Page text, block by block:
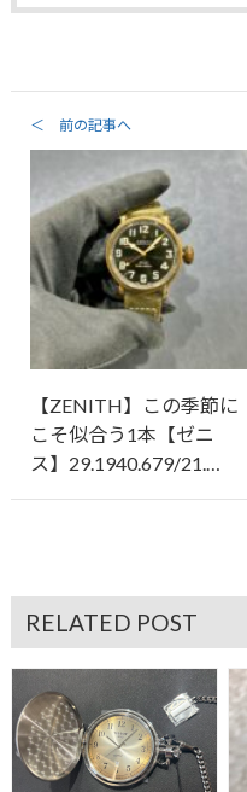
＜ 前の記事へ
【ZENITH】この季節に
こそ似合う1本【ゼニ
ス】29.1940.679/21.…
RELATED POST